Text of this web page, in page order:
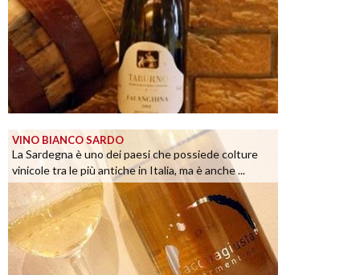
VINO BIANCO SARDO
La Sardegna è uno dei paesi che possiede colture
vinicole tra le più antiche in Italia, ma è anche ...